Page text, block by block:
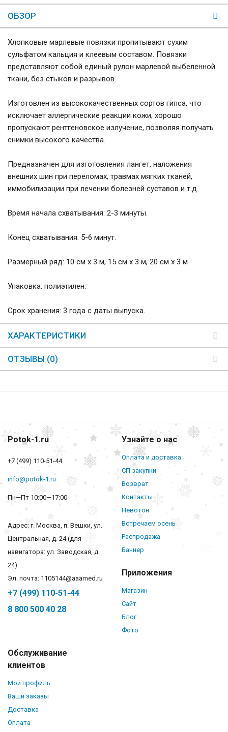
ОБЗОР
Хлопковые марлевые повязки пропитывают сухим
сульфатом кальция и клеевым составом. Повязки
представляют собой единый рулон марлевой выбеленной
ткани, без стыков и разрывов.
Изготовлен из высококачественных сортов гипса, что
исключает аллергические реакции кожи; хорошо
пропускают рентгеновское излучение, позволяя получать
снимки высокого качества.
Предназначен для изготовления лангет, наложения
внешних шин при переломах, травмах мягких тканей,
иммобилизации при лечении болезней суставов и т.д.
Время начала схватывания: 2-3 минуты.
Конец схватывания: 5-6 минут.
Размерный ряд: 10 см х 3 м, 15 см х 3 м, 20 см х 3 м
Упаковка: полиэтилен.
Срок хранения: 3 года с даты выпуска.
ХАРАКТЕРИСТИКИ
ОТЗЫВЫ (0)
Potok-1.ru
+7 (499) 110-51-44
info@potok-1.ru
Пн—Пт 10:00—17:00
Адрес: г. Москва, п. Вешки, ул.
Центральная, д. 24 (для
навигатора: ул. Заводская, д.
24)
Эл. почта: 1105144@aaamed.ru
+7 (499) 110-51-44
8 800 500 40 28
Узнайте о нас
Оплата и доставка
СП закупки
Возврат
Контакты
Невотон
Встречаем осень
Распродажа
Баннер
Приложения
Магазин
Сайт
Блог
Фото
Обслуживание
клиентов
Мой профиль
Ваши заказы
Доставка
Оплата